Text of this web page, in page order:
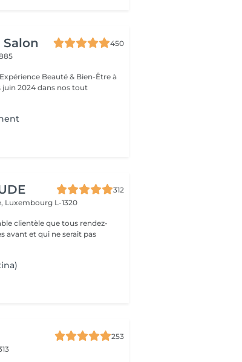
450
juin 2024 dans nos tout
312
Luxembourg L-1320
clientèle que tous rendez-
avant et qui ne serait pas
253